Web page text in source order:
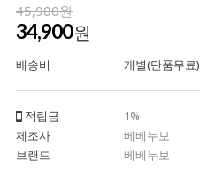
45,900원
34,900원
배송비 개별(단품무료)
적립금
1%
제조사
베베누보
브랜드
베베누보